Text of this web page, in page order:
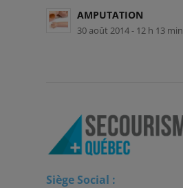
AMPUTATION
30 août 2014 - 12 h 13 min
Siège Social :